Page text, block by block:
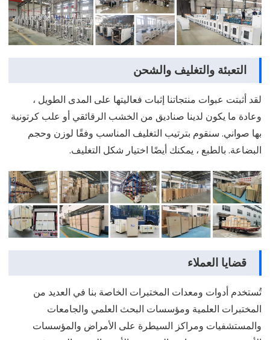
التعبئة والتغليف والشحن
لقد أثبتت عبوات منتجاتنا إثبات فعاليتها على المدى الطويل ،
وعادة ما يكون لدينا صناديق من الخشب الرقائقي أو علب كرتونية
بها صواني. سنقوم بترتيب التغليف المناسب وفقًا لوزن وحجم
البضاعة. بالطبع ، يمكنك أيضًا اختيار شكل التغليف.
قضايا العملاء
تُستخدم أدوات ومعدات المختبرات الخاصة بنا في العديد من
المختبرات العلمية ومؤسسات البحث العلمي والجامعات
والمستشفيات ومراكز السيطرة على الأمراض والمؤسسات